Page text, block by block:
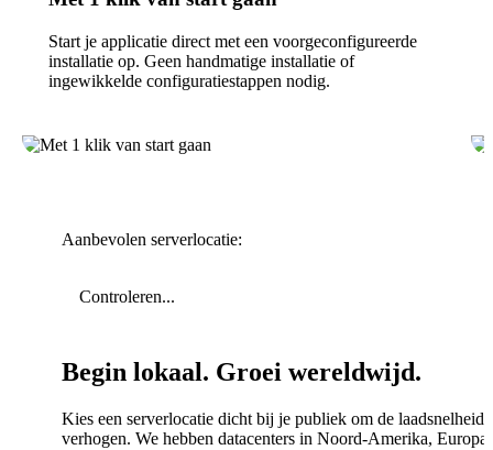
Start je applicatie direct met een voorgeconfigureerde
installatie op. Geen handmatige installatie of
ingewikkelde configuratiestappen nodig.
Aanbevolen serverlocatie:
Controleren...
Begin lokaal. Groei wereldwijd.
Kies een serverlocatie dicht bij je publiek om de laadsnelheid
verhogen. We hebben datacenters in Noord-Amerika,